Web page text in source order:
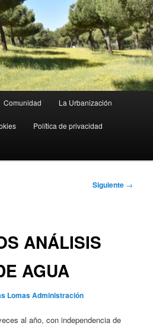
Comunidad La Urbanización
Política de privacidad
Siguiente →
ANÁLISIS
AGUA
Lomas Administración
al año, con independencia de